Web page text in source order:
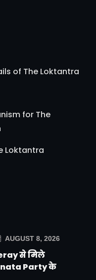
of The Loktantra
for The
Loktantra
AUGUST 8, 2026
से मिले
Party के